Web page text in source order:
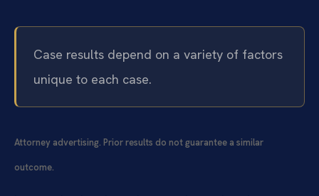
Case results depend on a variety of factors
unique to each case.
Attorney advertising. Prior results do not guarantee a similar
outcome.